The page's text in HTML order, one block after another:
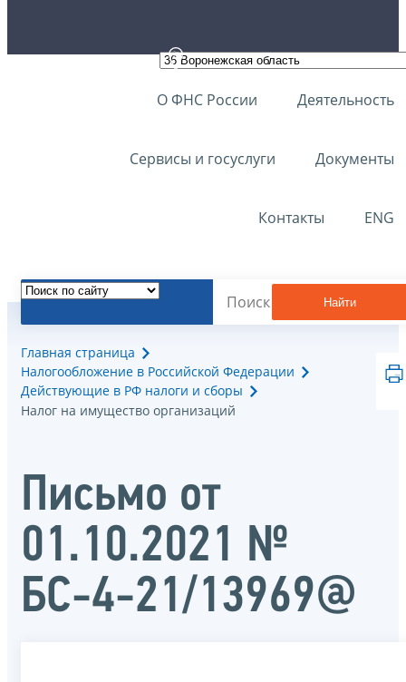
О ФНС России Деятельность
Сервисы и госуслуги Документы
Контакты ENG
Найти
Главная страница
Налогообложение в Российской Федерации
Действующие в РФ налоги и сборы
Налог на имущество организаций
Письмо от
01.10.2021 №
БС-4-21/13969@